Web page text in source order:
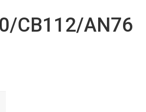
CB112/AN76